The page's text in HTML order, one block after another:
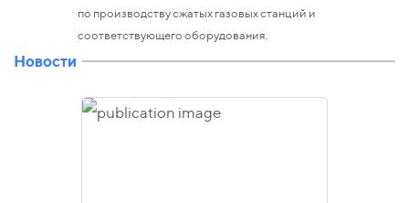
по производству сжатых газовых станций и
соответствующего оборудования.
Новости